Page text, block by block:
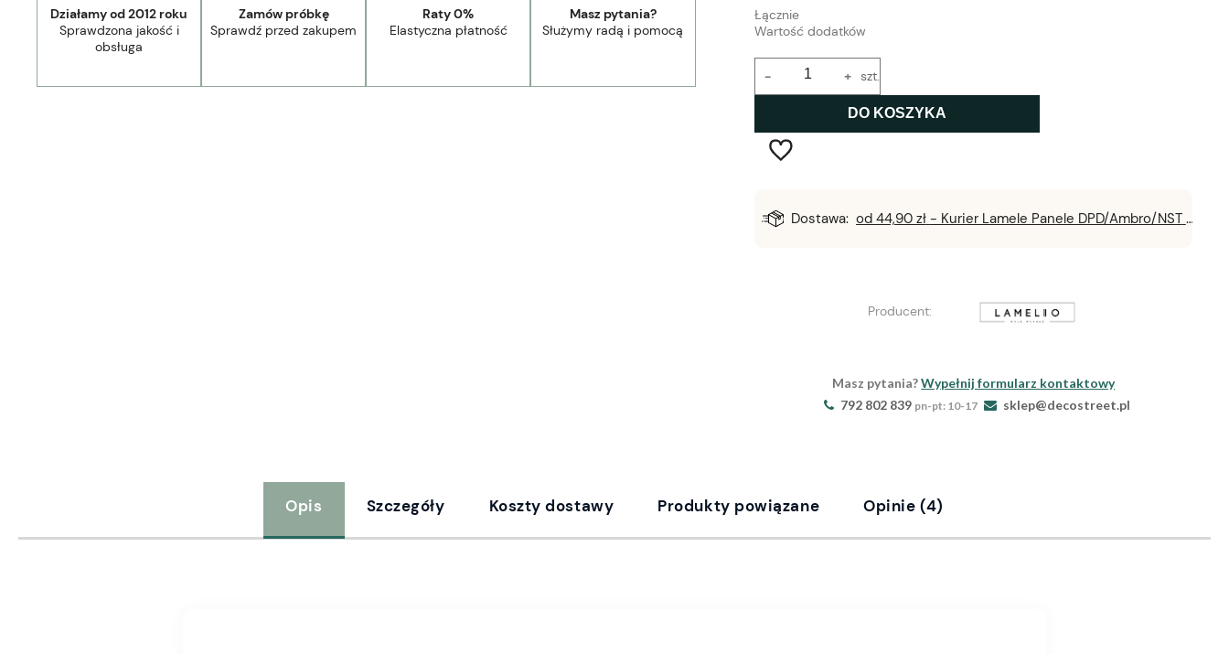
Działamy od 2012 roku
Sprawdzona jakość i
obsługa
Zamów próbkę
Sprawdź przed zakupem
Raty 0%
Elastyczna płatność
Masz pytania?
Służymy radą i pomocą
Łącznie
Wartość dodatków
+
- szt.
DO KOSZYKA
Dostawa: od 44,90 zł - Kurier Lamele Panele DPD/Ambro/NST
Producent:
Masz pytania?Wypełnij formularz kontaktowy
792 802 839 pn-pt: 10-17 sklep@decostreet.pl
Opis Szczegóły Koszty dostawy Produkty powiązane Opinie (4)